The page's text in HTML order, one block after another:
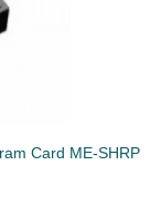
Card ME-SHRP